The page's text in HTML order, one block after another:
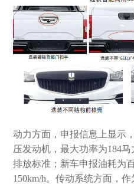
动力方面，申报信息上显示
压发动机，最大功率为184
排放标准；新车申报油耗为
150km/h。传动系统方面，